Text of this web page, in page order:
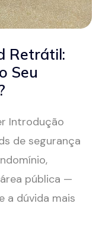
Retrátil:
Seu
Introdução
de segurança
pública —
a dúvida mais